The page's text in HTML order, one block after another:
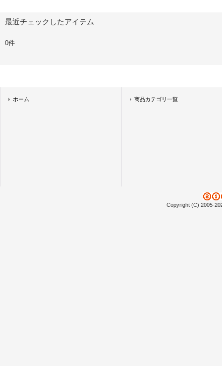
最近チェックしたアイテム
0件
ホーム 商品カテゴリ一覧
Copyright (C) 2005-